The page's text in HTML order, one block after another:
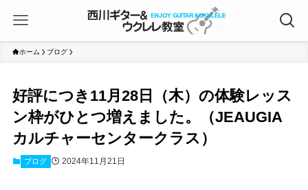
ホーム ブログ
好評につき11月28日（木）の体験レッス
ン枠がひとつ増えました。（JEAUGIA
カルチャーセンタークラス）
ブログ 2024年11月21日